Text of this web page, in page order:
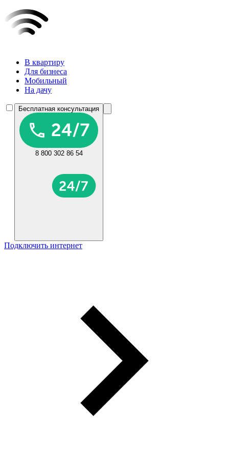
В квартиру
Для бизнеса
Мобильный
На дачу
Бесплатная консультация
8 800 302 86 54
Подключить интернет